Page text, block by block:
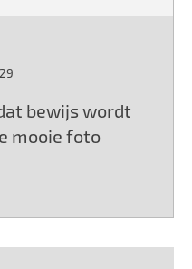
bewijs wordt
mooie foto